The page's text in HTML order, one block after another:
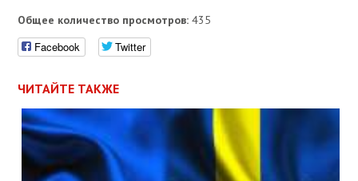
Общее количество просмотров: 435
Facebook Twitter
ЧИТАЙТЕ ТАКЖЕ